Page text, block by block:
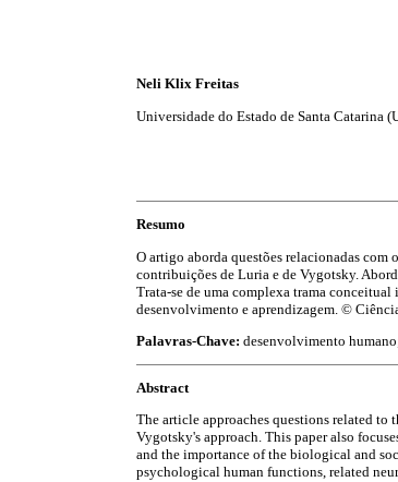
Neli Klix Freitas
Universidade do Estado de Santa Catarina
Resumo
O artigo aborda questões relacionadas
contribuições de Luria e de Vygotsky.
Trata-se de uma complexa trama
desenvolvimento e aprendizagem. ©
Palavras-Chave: desenvolvimento
Abstract
The article approaches questions related
Vygotsky's approach. This paper also
and the importance of the biological and
psychological human functions, related